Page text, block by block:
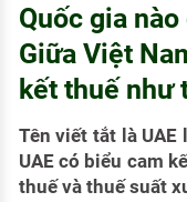
Việc làm lương
Việc làm tốt nhất
CÔNG TY
Danh sách nhà
Tạo CV trực tuyến
MẪU CV THEO
Mẫu CV đơn giản
Mẫu CV hiện đại
Tính trợ cấp thất
PHÁP LUẬT LAO
Lao động và tiền
Thuế thu nhập
Quốc gia
Giữa Việt
kết thuế như
Tên viết tắt là UAE
UAE có biểu cam
thuế và thuế suất